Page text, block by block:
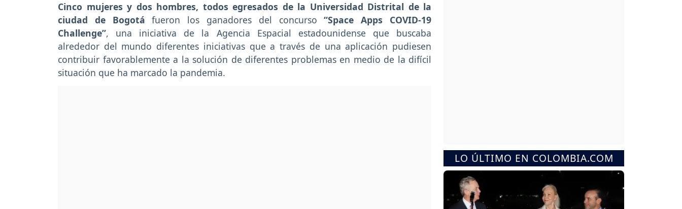
Cinco mujeres y dos hombres, todos egresados de la Universidad Distrital de la
ciudad de Bogotá fueron los ganadores del concurso“Space Apps COVID-19
Challenge”, una iniciativa de la Agencia Espacial estadounidense que buscaba
alrededor del mundo diferentes iniciativas que a través de una aplicación pudiesen
contribuir favorablemente a la solución de diferentes problemas en medio de la difícil
situación que ha marcado la pandemia.
LO ÚLTIMO EN COLOMBIA.COM